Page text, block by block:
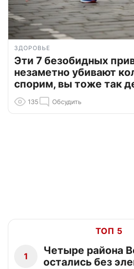
ЗДОРОВЬЕ
Эти 7 безобидных
незаметно убивают
спорим, вы тоже так
135 Обсудить
ТОП 5
1
Четыре района
остались без